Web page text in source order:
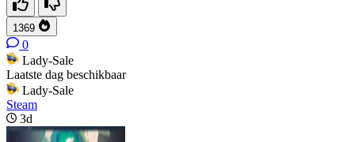
1369
0
Lady-Sale
Laatste dag beschikbaar
Lady-Sale
Steam
3d